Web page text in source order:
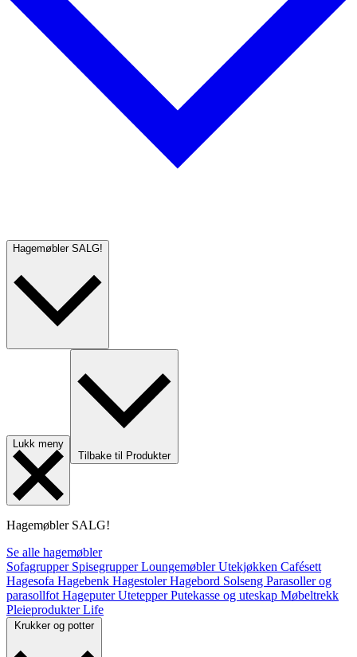
Hagemøbler SALG!
Lukk meny
Tilbake til Produkter
Hagemøbler SALG!
Se alle hagemøbler
Sofagrupper SpisegrupperLoungemøblerUtekjøkken Cafésett
Hagesofa Hagebenk HagestolerHagebord Solseng Parasoller og
parasollfot HageputerUtetepperPutekasse og uteskap Møbeltrekk
PleieprodukterLife
Krukker og potter